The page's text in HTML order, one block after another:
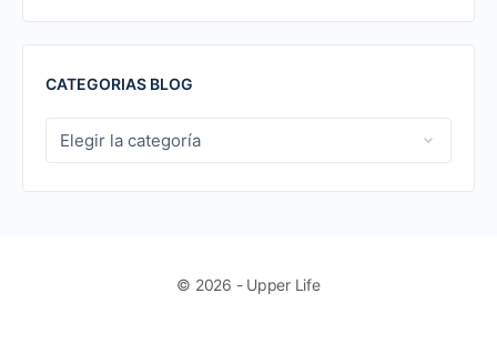
CATEGORIAS BLOG
CATEGORIAS
BLOG
© 2026 - Upper Life